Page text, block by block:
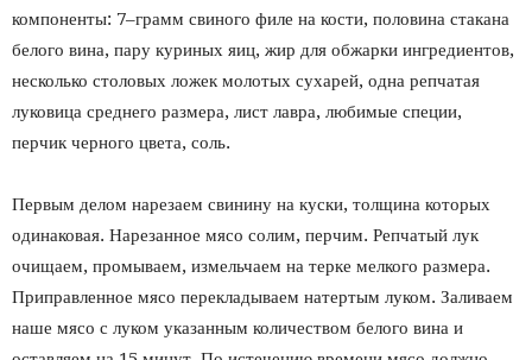
компоненты: 7–грамм свиного филе на кости, половина стакана
белого вина, пару куриных яиц, жир для обжарки ингредиентов,
несколько столовых ложек молотых сухарей, одна репчатая
луковица среднего размера, лист лавра, любимые специи,
перчик черного цвета, соль.
Первым делом нарезаем свинину на куски, толщина которых
одинаковая. Нарезанное мясо солим, перчим. Репчатый лук
очищаем, промываем, измельчаем на терке мелкого размера.
Приправленное мясо перекладываем натертым луком. Заливаем
наше мясо с луком указанным количеством белого вина и